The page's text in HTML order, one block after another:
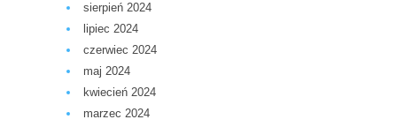
sierpień 2024
lipiec 2024
czerwiec 2024
maj 2024
kwiecień 2024
marzec 2024